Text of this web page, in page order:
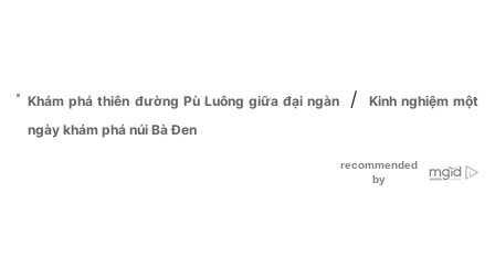
Khám phá thiên đường Pù Luông giữa đại ngàn /
Kinh nghiệm một
ngày khám phá núi Bà Đen